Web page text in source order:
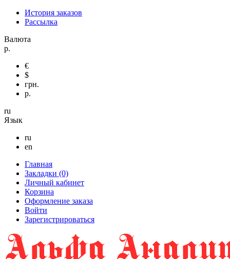
История заказов
Рассылка
Валюта
р.
€
$
грн.
р.
ru
Язык
ru
en
Главная
Закладки (0)
Личный кабинет
Корзина
Оформление заказа
Войти
Зарегистрироваться